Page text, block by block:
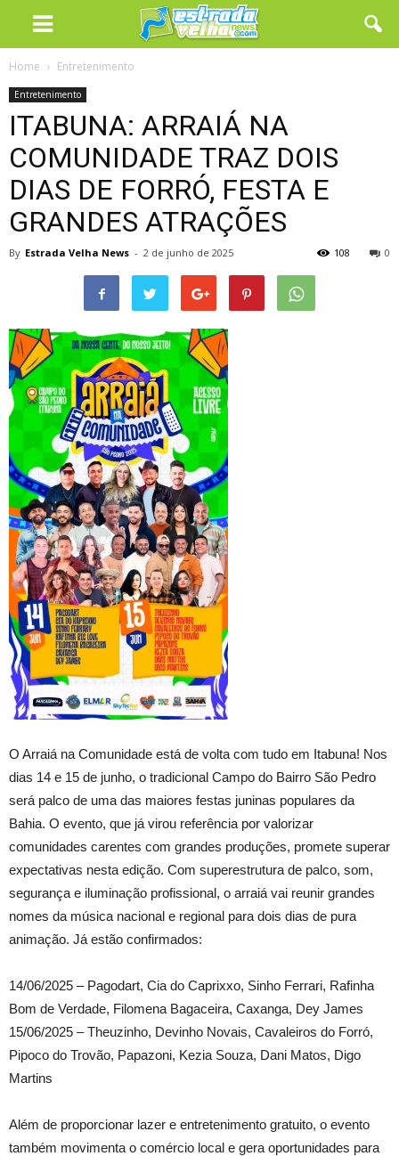
Home Entretenimento
Entretenimento
ITABUNA: ARRAIÁ NA
COMUNIDADE TRAZ DOIS
DIAS DE FORRÓ, FESTA E
GRANDES ATRAÇÕES
By Estrada Velha News - 2 de junho de 2025 0
108
O Arraiá na Comunidade está de volta com tudo em Itabuna! Nos
dias 14 e 15 de junho, o tradicional Campo do Bairro São Pedro
será palco de uma das maiores festas juninas populares da
Bahia. O evento, que já virou referência por valorizar
comunidades carentes com grandes produções, promete superar
expectativas nesta edição. Com superestrutura de palco, som,
segurança e iluminação profissional, o arraiá vai reunir grandes
nomes da música nacional e regional para dois dias de pura
animação. Já estão confirmados:
14/06/2025 – Pagodart, Cia do Caprixxo, Sinho Ferrari, Rafinha
Bom de Verdade, Filomena Bagaceira, Caxanga, Dey James
15/06/2025 – Theuzinho, Devinho Novais, Cavaleiros do Forró,
Pipoco do Trovão, Papazoni, Kezia Souza, Dani Matos, Digo
Martins
Além de proporcionar lazer e entretenimento gratuito, o evento
também movimenta o comércio local e gera oportunidades para